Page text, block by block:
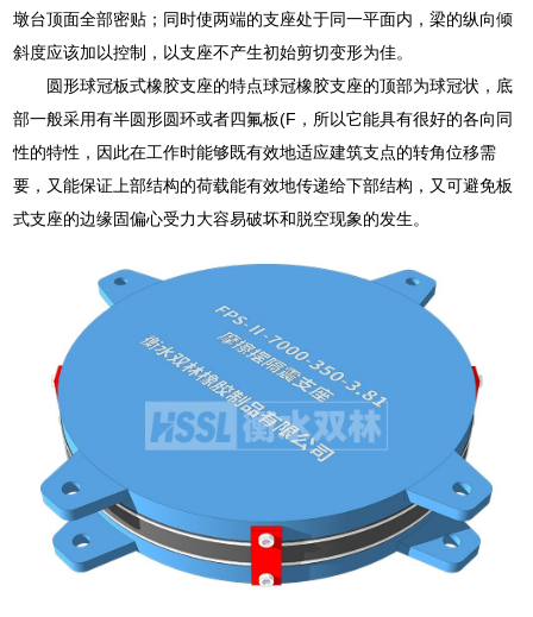
墩台顶面全部密贴；同时使两端的支座处于同一平面内，梁的纵向倾
斜度应该加以控制，以支座不产生初始剪切变形为佳。
圆形球冠板式橡胶支座的特点球冠橡胶支座的顶部为球冠状，底
部一般采用有半圆形圆环或者四氟板(F，所以它能具有很好的各向同
性的特性，因此在工作时能够既有效地适应建筑支点的转角位移需
要，又能保证上部结构的荷载能有效地传递给下部结构，又可避免板
式支座的边缘固偏心受力大容易破坏和脱空现象的发生。